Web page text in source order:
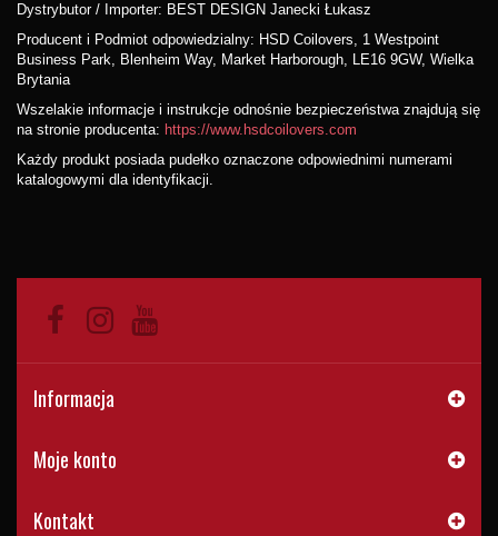
Dystrybutor / Importer: BEST DESIGN Janecki Łukasz
Producent i Podmiot odpowiedzialny: HSD Coilovers, 1 Westpoint
Business Park, Blenheim Way, Market Harborough, LE16 9GW, Wielka
Brytania
Wszelakie informacje i instrukcje odnośnie bezpieczeństwa znajdują się
na stronie producenta: https://www.hsdcoilovers.com
Każdy produkt posiada pudełko oznaczone odpowiednimi numerami
katalogowymi dla identyfikacji.
Informacja
Moje konto
Kontakt